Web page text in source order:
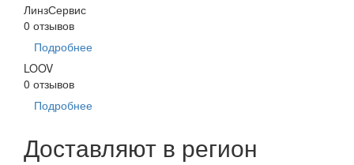
ЛинзСервис
0 отзывов
Подробнее
LOOV
0 отзывов
Подробнее
Доставляют в регион